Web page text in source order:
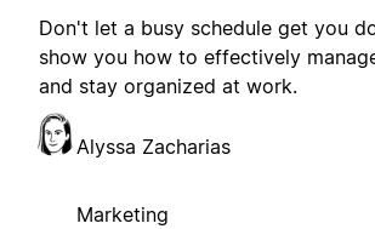
Don't let a busy schedule get you
show you how to effectively
and stay organized at work.
Alyssa Zacharias
Marketing